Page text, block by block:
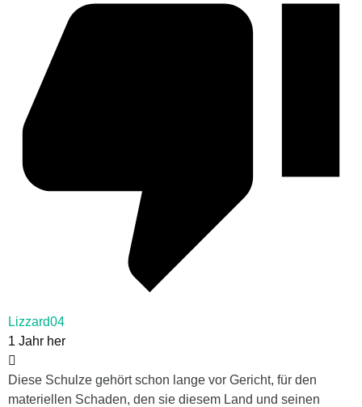
Lizzard04
1 Jahr her
Diese Schulze gehört schon lange vor Gericht, für den
materiellen Schaden, den sie diesem Land und seinen